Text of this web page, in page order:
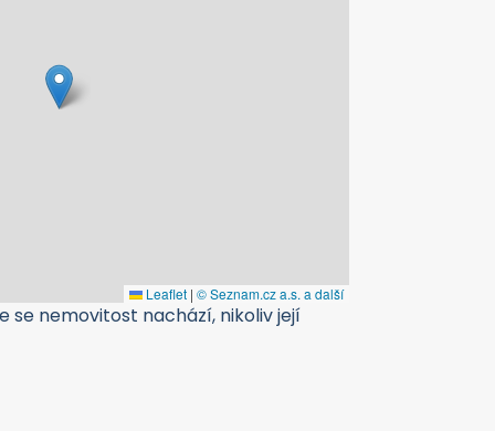
Leaflet | © Seznam.cz a.s. a další
se nemovitost nachází, nikoliv její